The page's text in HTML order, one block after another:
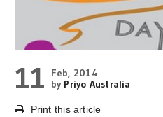
11
Feb, 2014
by Priyo Australia
Print this article